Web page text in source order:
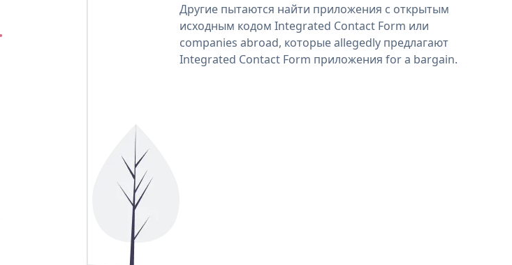
Другие пытаются найти приложения с открытым
исходным кодом Integrated Contact Form или
companies abroad, которые allegedly предлагают
Integrated Contact Form приложения for a bargain.